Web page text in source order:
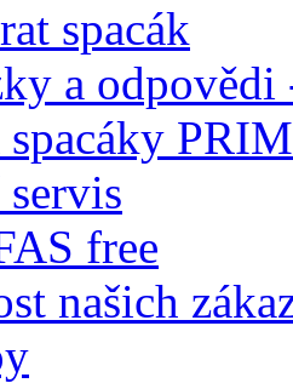
spacák
a odpovědi
spacáky
free
našich